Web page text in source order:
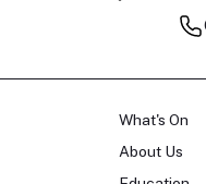
What's On
About Us